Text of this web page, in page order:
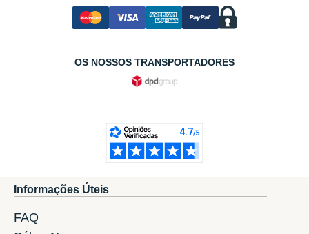
OS NOSSOS TRANSPORTADORES
Informações Úteis
FAQ